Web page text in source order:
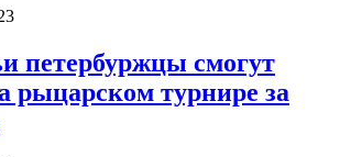
петербуржцы смогут
рыцарском турнире за